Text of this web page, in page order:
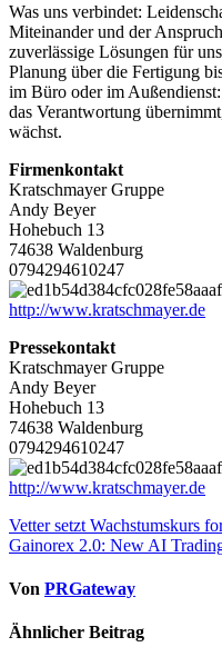
Was uns verbindet:
Miteinander und der
zuverlässige Lösungen für
Planung über die Fertigung
im Büro oder im
das Verantwortung
wächst.
Firmenkontakt
Kratschmayer Gruppe
Andy Beyer
Hohebuch 13
74638 Waldenburg
0794294610247
http://www.kratschmayer.de
Pressekontakt
Kratschmayer Gruppe
Andy Beyer
Hohebuch 13
74638 Waldenburg
0794294610247
http://www.kratschmayer.de
Beitragsnavigation
Vetter setzt Wachstumskurs
Gainorex 2.0: New AI
Von PRGateway
Ähnlicher Beitrag